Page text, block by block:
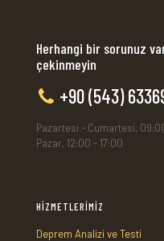
Herhangi bir sorunuz
çekinmeyin
+90 (543)
Pazartesi - Cumartesi,
Pazar, 12:00 - 17:00
HİZMETLERİMİZ
Deprem Analizi ve Testi